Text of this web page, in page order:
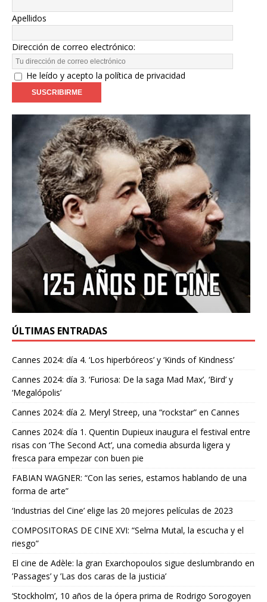
Apellidos
Dirección de correo electrónico:
He leído y acepto la política de privacidad
ÚLTIMAS ENTRADAS
Cannes 2024: día 4. ‘Los hiperbóreos’ y ‘Kinds of Kindness’
Cannes 2024: día 3. ‘Furiosa: De la saga Mad Max’, ‘Bird’ y
‘Megalópolis’
Cannes 2024: día 2. Meryl Streep, una “rockstar” en Cannes
Cannes 2024: día 1. Quentin Dupieux inaugura el festival entre
risas con ‘The Second Act’, una comedia absurda ligera y
fresca para empezar con buen pie
FABIAN WAGNER: “Con las series, estamos hablando de una
forma de arte”
‘Industrias del Cine’ elige las 20 mejores películas de 2023
COMPOSITORAS DE CINE XVI: “Selma Mutal, la escucha y el
riesgo”
El cine de Adèle: la gran Exarchopoulos sigue deslumbrando en
’Passages’ y ’Las dos caras de la justicia’
‘Stockholm’, 10 años de la ópera prima de Rodrigo Sorogoyen